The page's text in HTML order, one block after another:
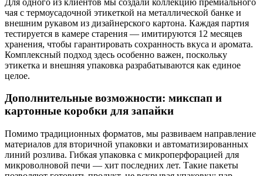
чая с термоусадочной этикеткой на металлической банке и
внешним рукавом из дизайнерского картона. Каждая партия
тестируется в камере старения — имитируются 12 месяцев
хранения, чтобы гарантировать сохранность вкуса и аромата.
Комплексный подход здесь особенно важен, поскольку
этикетка и внешняя упаковка разрабатываются как единое
целое.
Дополнительные возможности: микспап и
картонные коробки для запайки
Помимо традиционных форматов, мы развиваем направление
материалов для вторичной упаковки и автоматизированных
линий розлива. Гибкая упаковка с микроперфорацией для
микроволновой печи — хит последних лет. Такие пакеты